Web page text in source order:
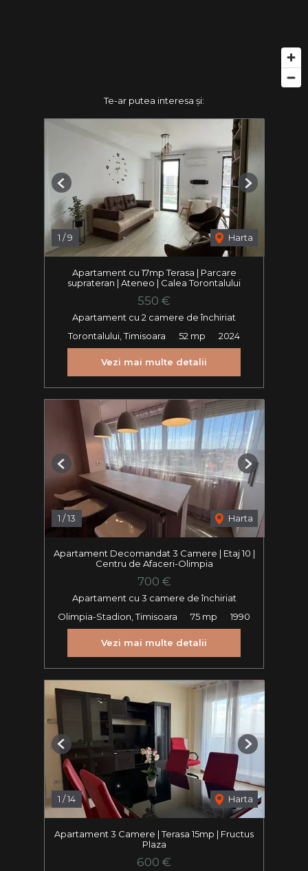
Te-ar putea interesa și:
1 /9 Harta
Previous Next
Apartament cu 17mp Terasa | Parcare
suprateran | Ateneo | Calea Torontalului
550 €
Apartament cu 2 camere de închiriat
Torontalului, Timisoara
52 mp 2024
Vezi mai multe detalii
1 /13 Harta
Previous Next
Apartament Decomandat 3 Camere | Etaj 10 |
Centru de Afaceri-Olimpia
700 €
Apartament cu 3 camere de închiriat
Olimpia-Stadion, Timisoara
75 mp 1990
Vezi mai multe detalii
1 /14 Harta
Previous Next
Apartament 3 Camere | Terasa 15mp | Fructus
Plaza
600 €